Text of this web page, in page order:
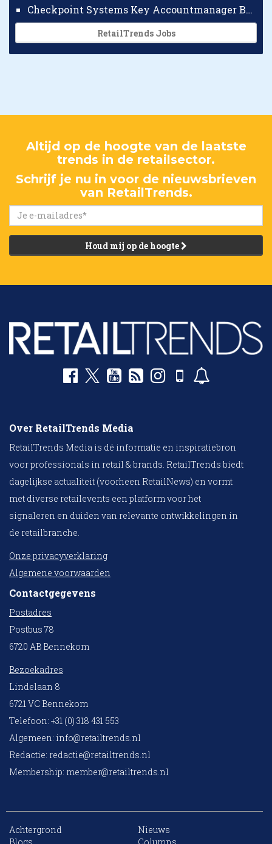
Checkpoint Systems Key Accountmanager Benelux
RetailTrends Jobs
Altijd op de hoogte van de laatste
trends in de retailsector.
Schrijf je nu in voor de nieuwsbrieven
van RetailTrends.
Houd mij op de hoogte
Over RetailTrends Media
RetailTrends Media is dé informatie en inspiratiebron
voor professionals in retail & brands. RetailTrends biedt
dagelijkse actualiteit (voorheen RetailNews) en vormt
met diverse retailevents een platform voor het
signaleren en duiden van relevante ontwikkelingen in
de retailbranche.
Onze privacyverklaring
Algemene voorwaarden
Contactgegevens
Postadres
Postbus 78
6720 AB Bennekom
Bezoekadres
Lindelaan 8
6721 VC Bennekom
Telefoon: +31 (0) 318 431 553
Algemeen: info@retailtrends.nl
Redactie: redactie@retailtrends.nl
Membership: member@retailtrends.nl
Achtergrond
Nieuws